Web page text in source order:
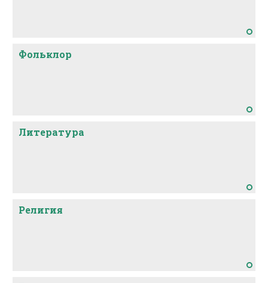
Фольклор
Литература
Религия